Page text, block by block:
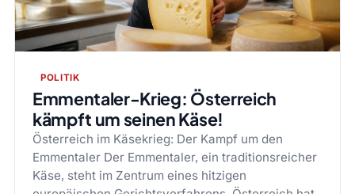
POLITIK
Emmentaler-Krieg: Österreich
kämpft um seinen Käse!
Österreich im Käsekrieg: Der Kampf um den
Emmentaler Der Emmentaler, ein traditionsreicher
Käse, steht im Zentrum eines hitzigen